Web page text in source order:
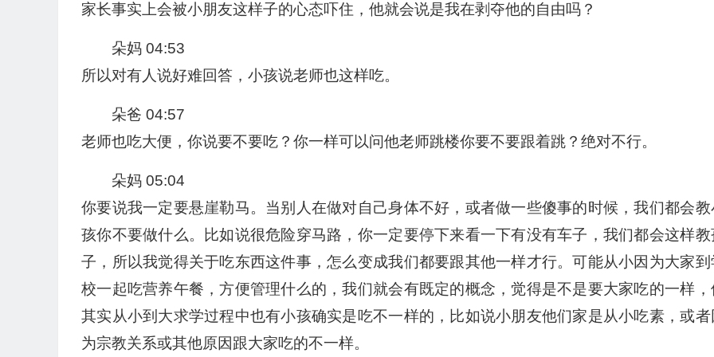
家长事实上会被小朋友这样子的心态吓住，他就会说是我在剥夺他的自由吗？
朵妈 04:53
所以对有人说好难回答，小孩说老师也这样吃。
朵爸 04:57
老师也吃大便，你说要不要吃？你一样可以问他老师跳楼你要不要跟着跳？绝对不行。
朵妈 05:04
你要说我一定要悬崖勒马。当别人在做对自己身体不好，或者做一些傻事的时候，我们都会教
孩你不要做什么。比如说很危险穿马路，你一定要停下来看一下有没有车子，我们都会这样教
子，所以我觉得关于吃东西这件事，怎么变成我们都要跟其他一样才行。可能从小因为大家到
校一起吃营养午餐，方便管理什么的，我们就会有既定的概念，觉得是不是要大家吃的一样，
其实从小到大求学过程中也有小孩确实是吃不一样的，比如说小朋友他们家是从小吃素，或者
为宗教关系或其他原因跟大家吃的不一样。